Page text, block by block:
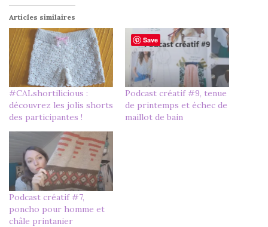
Articles similaires
#CALshortilicious :
découvrez les jolis shorts
des participantes !
Podcast créatif #9, tenue
de printemps et échec de
maillot de bain
Podcast créatif #7,
poncho pour homme et
châle printanier
Save